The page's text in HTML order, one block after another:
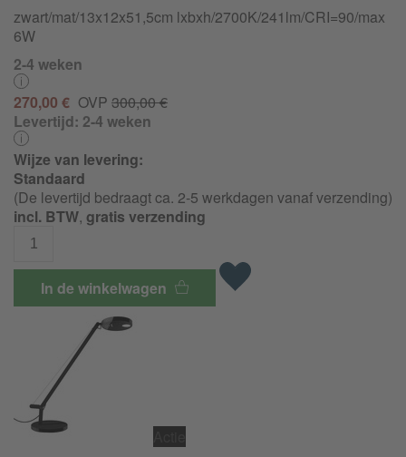
zwart/mat/13x12x51,5cm lxbxh/2700K/241lm/CRI=90/max
6W
2-4 weken
270,00 € OVP 300,00 €
Levertijd: 2-4 weken
Wijze van levering:
Standaard
(De levertijd bedraagt ca. 2-5 werkdagen vanaf verzending)
incl. BTW, gratis verzending
In de winkelwagen